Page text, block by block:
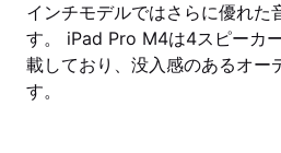
インチモデルではさらに優れた
す。 iPad Pro M4は4スピーカ
載しており、没入感のあるオー
す。